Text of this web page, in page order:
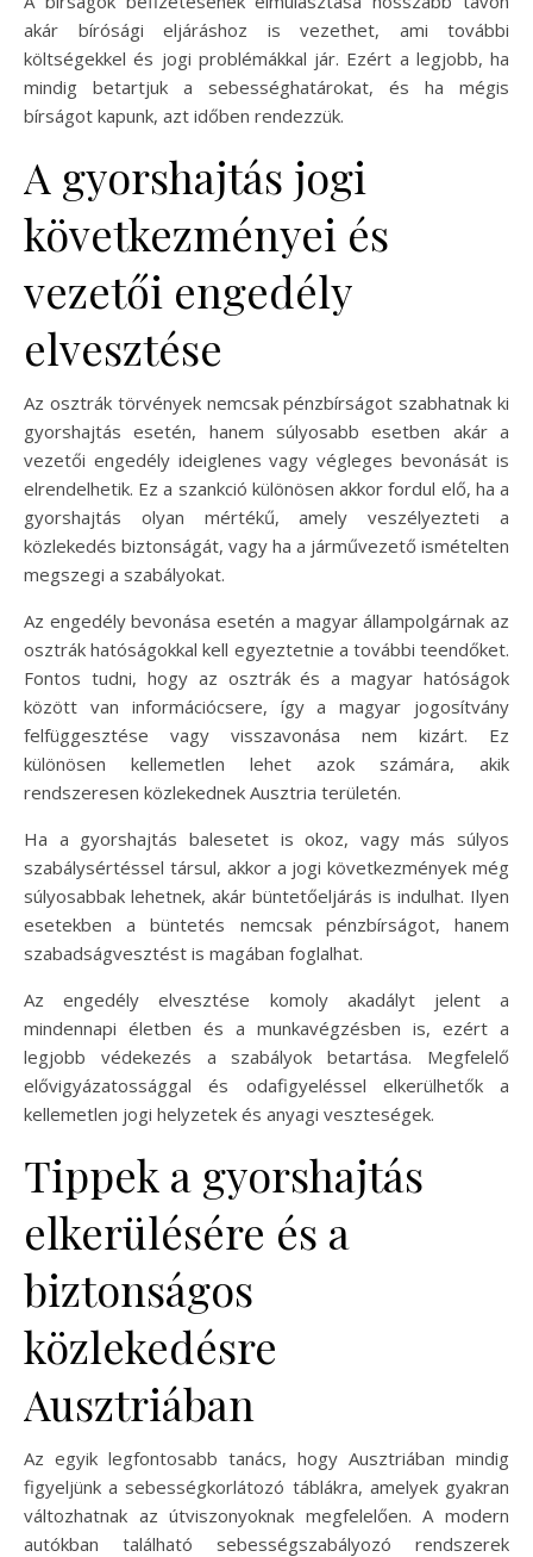
akár bírósági eljáráshoz is vezethet, ami további
költségekkel és jogi problémákkal jár. Ezért a legjobb, ha
mindig betartjuk a sebességhatárokat, és ha mégis
bírságot kapunk, azt időben rendezzük.
A gyorshajtás jogi
következményei és
vezetői engedély
elvesztése
Az osztrák törvények nemcsak pénzbírságot szabhatnak ki
gyorshajtás esetén, hanem súlyosabb esetben akár a
vezetői engedély ideiglenes vagy végleges bevonását is
elrendelhetik. Ez a szankció különösen akkor fordul elő, ha a
gyorshajtás olyan mértékű, amely veszélyezteti a
közlekedés biztonságát, vagy ha a járművezető ismételten
megszegi a szabályokat.
Az engedély bevonása esetén a magyar állampolgárnak az
osztrák hatóságokkal kell egyeztetnie a további teendőket.
Fontos tudni, hogy az osztrák és a magyar hatóságok
között van információcsere, így a magyar jogosítvány
felfüggesztése vagy visszavonása nem kizárt. Ez
különösen kellemetlen lehet azok számára, akik
rendszeresen közlekednek Ausztria területén.
Ha a gyorshajtás balesetet is okoz, vagy más súlyos
szabálysértéssel társul, akkor a jogi következmények még
súlyosabbak lehetnek, akár büntetőeljárás is indulhat. Ilyen
esetekben a büntetés nemcsak pénzbírságot, hanem
szabadságvesztést is magában foglalhat.
Az engedély elvesztése komoly akadályt jelent a
mindennapi életben és a munkavégzésben is, ezért a
legjobb védekezés a szabályok betartása. Megfelelő
elővigyázatossággal és odafigyeléssel elkerülhetők a
kellemetlen jogi helyzetek és anyagi veszteségek.
Tippek a gyorshajtás
elkerülésére és a
biztonságos
közlekedésre
Ausztriában
Az egyik legfontosabb tanács, hogy Ausztriában mindig
figyeljünk a sebességkorlátozó táblákra, amelyek gyakran
változhatnak az útviszonyoknak megfelelően. A modern
autókban található sebességszabályozó rendszerek